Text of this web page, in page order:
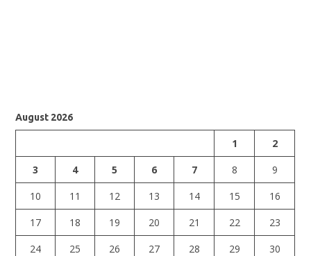
August 2026
1
2
3
4 5 6 7 8
9
10
11 12 13 14 15
16
17
18 19 20 21 22
23
24
25 26 27 28 29
30